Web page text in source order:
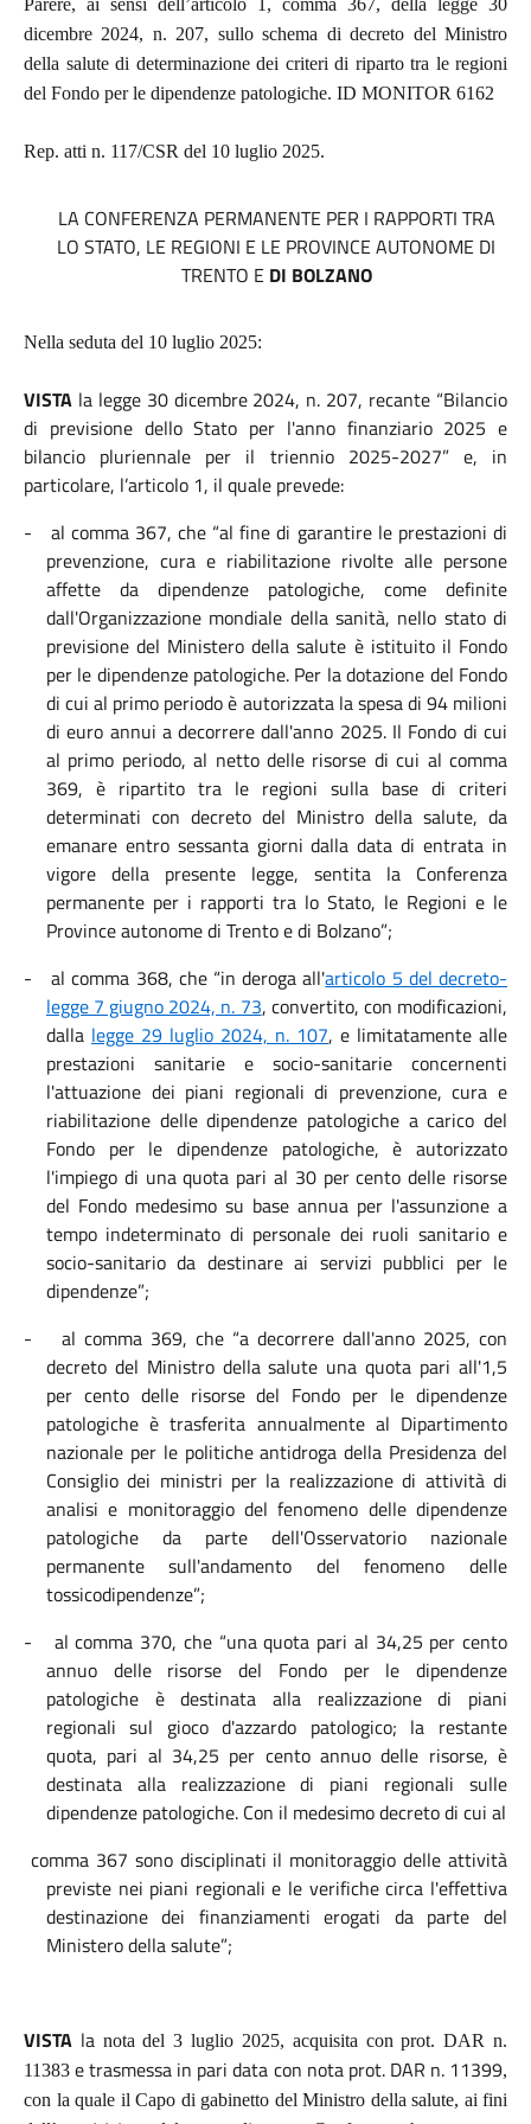
Parere, ai sensi dell’articolo 1, comma 367, della legge 30
dicembre 2024, n. 207, sullo schema di decreto del Ministro
della salute di determinazione dei criteri di riparto tra le regioni
del Fondo per le dipendenze patologiche. ID MONITOR 6162
Rep. atti n. 117/CSR del 10 luglio 2025.
LA CONFERENZA PERMANENTE PER I RAPPORTI TRA
LO STATO, LE REGIONI E LE PROVINCE AUTONOME DI
TRENTO E DI BOLZANO
Nella seduta del 10 luglio 2025:
VISTA la legge 30 dicembre 2024, n. 207, recante “Bilancio
di previsione dello Stato per l'anno finanziario 2025 e
bilancio pluriennale per il triennio 2025-2027” e, in
particolare, l’articolo 1, il quale prevede:
-
al comma 367, che “al fine di garantire le prestazioni di
prevenzione, cura e riabilitazione rivolte alle persone
affette da dipendenze patologiche, come definite
dall'Organizzazione mondiale della sanità, nello stato di
previsione del Ministero della salute è istituito il Fondo
per le dipendenze patologiche. Per la dotazione del Fondo
di cui al primo periodo è autorizzata la spesa di 94 milioni
di euro annui a decorrere dall'anno 2025. Il Fondo di cui
al primo periodo, al netto delle risorse di cui al comma
369, è ripartito tra le regioni sulla base di criteri
determinati con decreto del Ministro della salute, da
emanare entro sessanta giorni dalla data di entrata in
vigore della presente legge, sentita la Conferenza
permanente per i rapporti tra lo Stato, le Regioni e le
Province autonome di Trento e di Bolzano”;
-
al comma 368, che “in deroga all'articolo 5 del decreto-
legge 7 giugno 2024, n. 73, convertito, con modificazioni,
dalla legge 29 luglio 2024, n. 107, e limitatamente alle
prestazioni sanitarie e socio-sanitarie concernenti
l'attuazione dei piani regionali di prevenzione, cura e
riabilitazione delle dipendenze patologiche a carico del
Fondo per le dipendenze patologiche, è autorizzato
l'impiego di una quota pari al 30 per cento delle risorse
del Fondo medesimo su base annua per l'assunzione a
tempo indeterminato di personale dei ruoli sanitario e
socio-sanitario da destinare ai servizi pubblici per le
dipendenze”;
-
al comma 369, che “a decorrere dall'anno 2025, con
decreto del Ministro della salute una quota pari all'1,5
per cento delle risorse del Fondo per le dipendenze
patologiche è trasferita annualmente al Dipartimento
nazionale per le politiche antidroga della Presidenza del
Consiglio dei ministri per la realizzazione di attività di
analisi e monitoraggio del fenomeno delle dipendenze
patologiche da parte dell'Osservatorio nazionale
permanente sull'andamento del fenomeno delle
tossicodipendenze”;
-
al comma 370, che “una quota pari al 34,25 per cento
annuo delle risorse del Fondo per le dipendenze
patologiche è destinata alla realizzazione di piani
regionali sul gioco d'azzardo patologico; la restante
quota, pari al 34,25 per cento annuo delle risorse, è
destinata alla realizzazione di piani regionali sulle
dipendenze patologiche. Con il medesimo decreto di cui al
comma 367 sono disciplinati il monitoraggio delle attività
previste nei piani regionali e le verifiche circa l'effettiva
destinazione dei finanziamenti erogati da parte del
Ministero della salute”;
VISTA la nota del 3 luglio 2025, acquisita con prot. DAR n.
11383e trasmessa in pari data con nota prot. DAR n. 11399,
con la quale il Capo di gabinetto del Ministro della salute, ai fini